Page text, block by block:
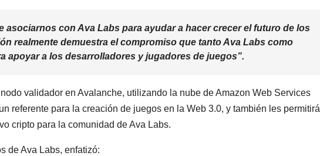
asociarnos con Ava Labs para ayudar a hacer crecer el futuro de los
realmente demuestra el compromiso que tanto Ava Labs como
apoyar a los desarrolladores y jugadores de juegos”.
validador en Avalanche, utilizando la nube de Amazon Web Services
referente para la creación de juegos en la Web 3.0, y también les permitirá
cripto para la comunidad de Ava Labs.
de Ava Labs, enfatizó: